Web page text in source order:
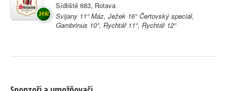
Sídliště 683, Rotava
Svijany 11° Máz, Ježek 16° Čertovský speciál,
Gambrinus 10°, Rychtář 11°, Rychtář 12°
24 Kč